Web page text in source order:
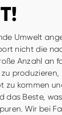
Umwelt
nicht die
Anzahl an
zu kommen
das Beste,
Wir bei